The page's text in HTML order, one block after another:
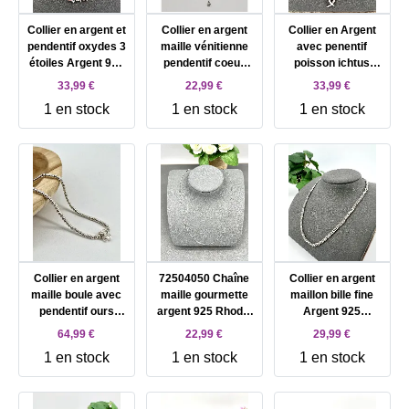
Collier en argent et
pendentif oxydes 3
étoiles Argent 925
Millième (22 CT)
33,99 €
1 en stock
Collier en argent
maille vénitienne
pendentif coeur
avec oxydes
Millième (22 CT)
3,81g
22,99 €
1 en stock
Collier en Argent
avec penentif
poisson ichtus
oxydes Argent 925
2,27g
33,99 €
1 en stock
Collier en argent
maille boule avec
pendentif ours
L40cm Argent 925
19,62g
64,99 €
1 en stock
72504050 Chaîne
maille gourmette
argent 925 Rhodié
L50 cm Argent 925
2,38g
22,99 €
1 en stock
Collier en argent
maillon bille fine
Argent 925
Millième (22 CT)
29,99 €
1 en stock